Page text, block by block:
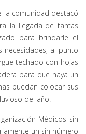
la comunidad destacó
la llegada de tantas
para brindarle el
al punto
techado con hojas
para que haya un
puedan colocar sus
del año.
Médicos sin
un sin número